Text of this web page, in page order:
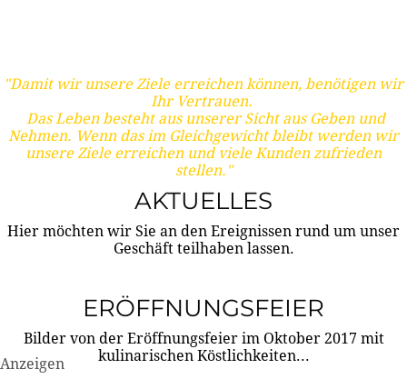
"Damit wir unsere Ziele erreichen können, benötigen wir
Ihr Vertrauen.
Das Leben besteht aus unserer Sicht aus Geben und
Nehmen. Wenn das im Gleichgewicht bleibt werden wir
unsere Ziele erreichen und viele Kunden zufrieden
stellen."
AKTUELLES
Hier möchten wir Sie an den Ereignissen rund um unser
Geschäft teilhaben lassen.
ERÖFFNUNGSFEIER
Bilder von der Eröffnungsfeier im Oktober 2017 mit
kulinarischen Köstlichkeiten...
Anzeigen